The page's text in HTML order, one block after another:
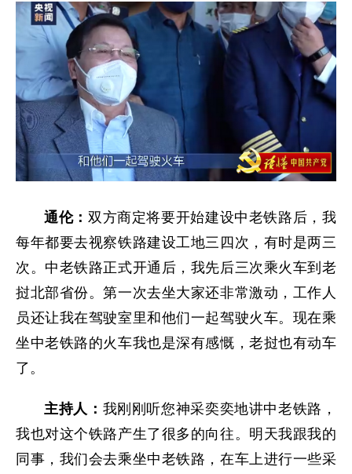
通伦： 双方商定将要开始建设中老铁路后，我
每年都要去视察铁路建设工地三四次，有时是两三
次。中老铁路正式开通后，我先后三次乘火车到老
挝北部省份。第一次去坐大家还非常激动，工作人
员还让我在驾驶室里和他们一起驾驶火车。现在乘
坐中老铁路的火车我也是深有感慨，老挝也有动车
了。
主持人： 我刚刚听您神采奕奕地讲中老铁路，
我也对这个铁路产生了很多的向往。明天我跟我的
同事，我们会去乘坐中老铁路，在车上进行一些采